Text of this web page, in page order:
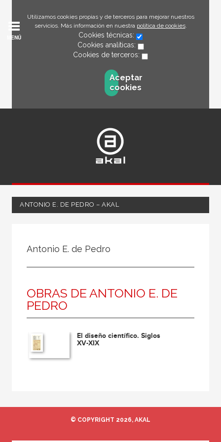
Utilizamos cookies propias y de terceros para mejorar nuestros
servicios. Más información en nuestra política de cookies.
Cookies técnicas:
Cookies analíticas:
Cookies de terceros:
Aceptar
cookies
MENÚ
ANTONIO E. DE PEDRO – AKAL
Coordinador
Editor
Escritor
Escritora
Traductor
Antonio E. de Pedro
OBRAS DE ANTONIO E. DE
PEDRO
El diseño científico. Siglos
XV-XIX
© COPYRIGHT 2026, AKAL